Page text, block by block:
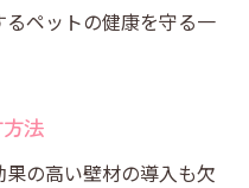
ペットの健康を守る一
法
の高い壁材の導入も欠